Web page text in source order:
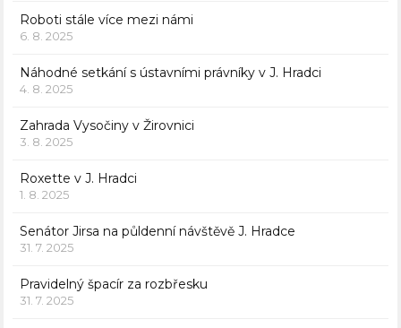
Roboti stále více mezi námi
6. 8. 2025
Náhodné setkání s ústavními právníky v J. Hradci
4. 8. 2025
Zahrada Vysočiny v Žirovnici
3. 8. 2025
Roxette v J. Hradci
1. 8. 2025
Senátor Jirsa na půldenní návštěvě J. Hradce
31. 7. 2025
Pravidelný špacír za rozbřesku
31. 7. 2025